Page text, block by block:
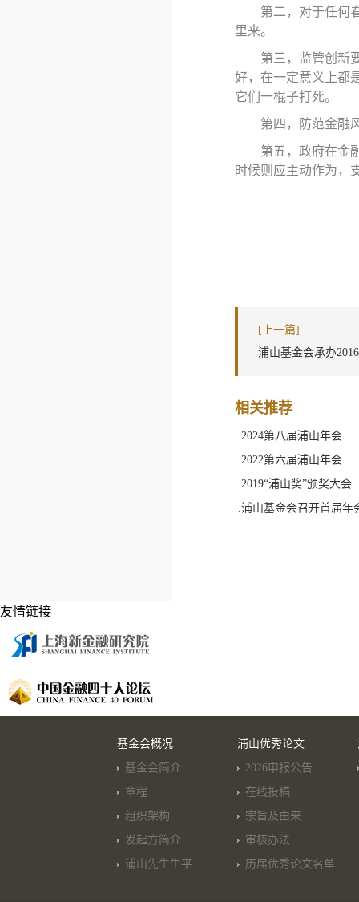
第二 ， 对于任何
里来。
第三 ，
监管创新
好，在一定意义上都
它们一棍子打死。
第四 ，
防范金融
第五 ， 政府在金
时候则应主动作为，
[上一篇]
浦山基金会承办
相关推荐
.2024第八届浦山年会
.2022第六届浦山年会
.2019“浦山奖”颁奖大会
.浦山基金会召开首届年
友情链接
基金会概况
基金会简介
章程
组织架构
发起方简介
浦山先生生平
浦山优秀论文
2026申报公告
在线投稿
宗旨及由来
审核办法
历届优秀论文名单